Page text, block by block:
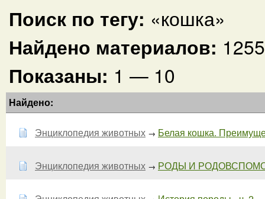
Поиск по тегу: «кошка»
Найдено материалов: 1255
Показаны: 1 — 10
Найдено:
Энциклопедия животных → Белая кошка.
Энциклопедия животных → РОДЫ И